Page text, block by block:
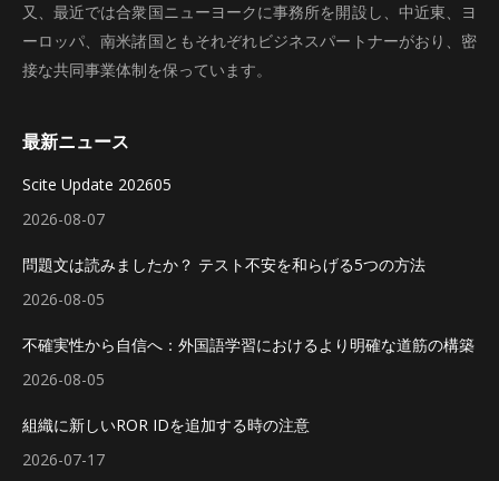
又、最近では合衆国ニューヨークに事務所を開設し、中近東、ヨ
ーロッパ、南米諸国ともそれぞれビジネスパートナーがおり、密
接な共同事業体制を保っています。
最新ニュース
Scite Update 202605
2026-08-07
問題文は読みましたか？ テスト不安を和らげる5つの方法
2026-08-05
不確実性から自信へ：外国語学習におけるより明確な道筋の構築
2026-08-05
組織に新しいROR IDを追加する時の注意
2026-07-17